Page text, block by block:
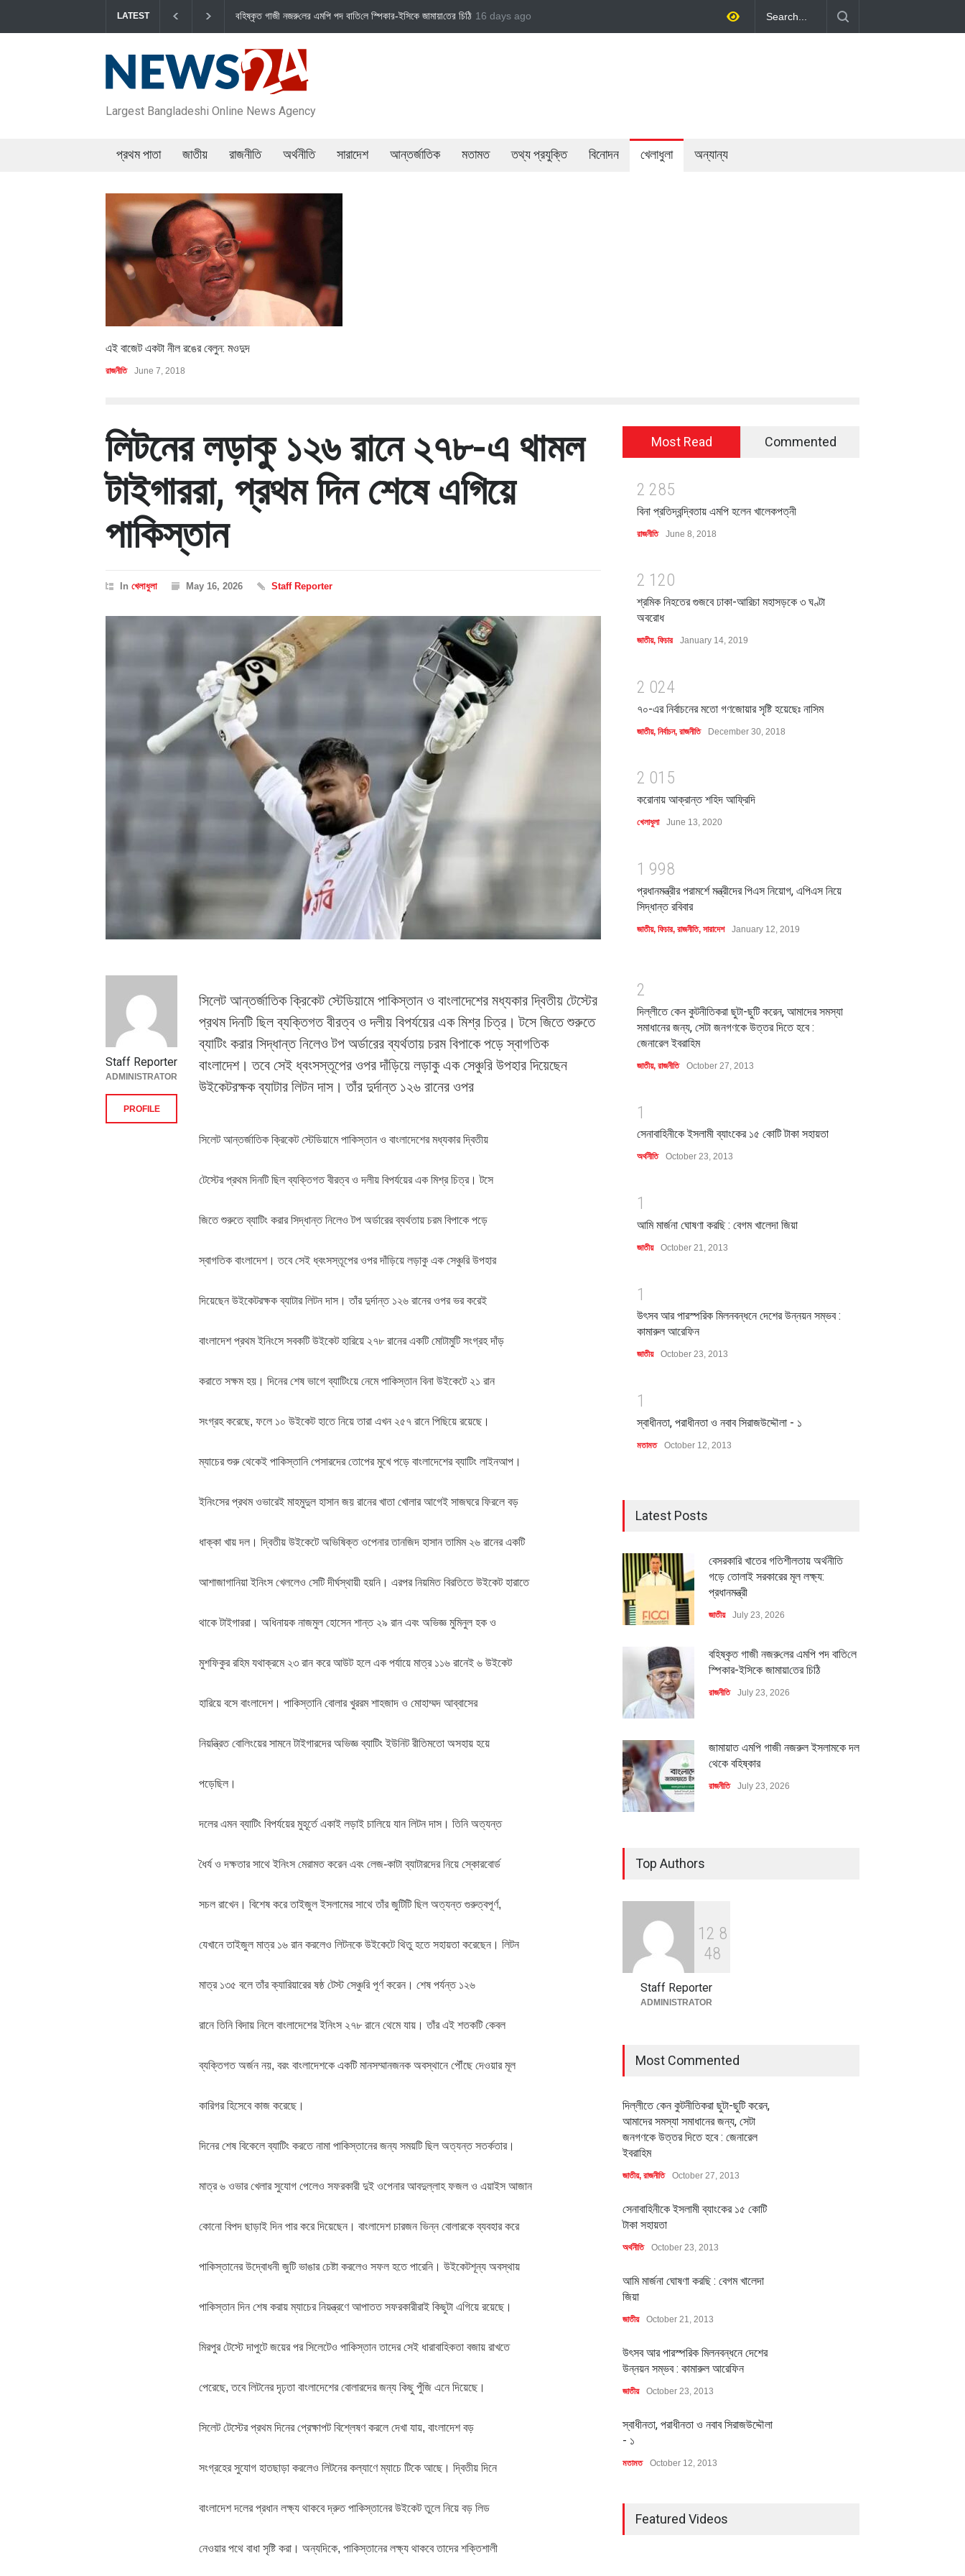
LATEST
বহিষ্কৃত গাজী নজরু‌লের এম‌পি পদ বা‌তি‌লে স্পিকার-ইসিকে জামায়া‌তের চি‌ঠি জামায়াত এমপি গাজী নজরুল ইসলামকে দল থেকে বহিষ্কার বেসরকারি খাতের গতিশীলতায় অর্থনীতি গড়ে তোলাই সরকারের মূল লক্ষ্য: প্রধানমন্ত্রী
16 days ago
Largest Bangladeshi Online News Agency
প্রথম পাতা জাতীয় রাজনীতি অর্থনীতি সারাদেশ আন্তর্জাতিক মতামত তথ্য প্রযুক্তি বিনোদন খেলাধুলা অন্যান্য
এই বাজেট একটা নীল রঙের বেলুন: মওদুদ
রাজনীতি June 7, 2018
লিটনের লড়াকু ১২৬ রানে ২৭৮-এ থামল
টাইগাররা, প্রথম দিন শেষে এগিয়ে
পাকিস্তান
In খেলাধুলা May 16, 2026 Staff Reporter
সিলেট আন্তর্জাতিক ক্রিকেট স্টেডিয়ামে পাকিস্তান ও বাংলাদেশের মধ্যকার দ্বিতীয় টেস্টের
প্রথম দিনটি ছিল ব্যক্তিগত বীরত্ব ও দলীয় বিপর্যয়ের এক মিশ্র চিত্র। টসে জিতে শুরুতে
ব্যাটিং করার সিদ্ধান্ত নিলেও টপ অর্ডারের ব্যর্থতায় চরম বিপাকে পড়ে স্বাগতিক
বাংলাদেশ। তবে সেই ধ্বংসস্তূপের ওপর দাঁড়িয়ে লড়াকু এক সেঞ্চুরি উপহার দিয়েছেন
উইকেটরক্ষক ব্যাটার লিটন দাস। তাঁর দুর্দান্ত ১২৬ রানের ওপর
সিলেট আন্তর্জাতিক ক্রিকেট স্টেডিয়ামে পাকিস্তান ও বাংলাদেশের মধ্যকার দ্বিতীয়
টেস্টের প্রথম দিনটি ছিল ব্যক্তিগত বীরত্ব ও দলীয় বিপর্যয়ের এক মিশ্র চিত্র। টসে
জিতে শুরুতে ব্যাটিং করার সিদ্ধান্ত নিলেও টপ অর্ডারের ব্যর্থতায় চরম বিপাকে পড়ে
স্বাগতিক বাংলাদেশ। তবে সেই ধ্বংসস্তূপের ওপর দাঁড়িয়ে লড়াকু এক সেঞ্চুরি উপহার
দিয়েছেন উইকেটরক্ষক ব্যাটার লিটন দাস। তাঁর দুর্দান্ত ১২৬ রানের ওপর ভর করেই
বাংলাদেশ প্রথম ইনিংসে সবকটি উইকেট হারিয়ে ২৭৮ রানের একটি মোটামুটি সংগ্রহ দাঁড়
করাতে সক্ষম হয়। দিনের শেষ ভাগে ব্যাটিংয়ে নেমে পাকিস্তান বিনা উইকেটে ২১ রান
সংগ্রহ করেছে, ফলে ১০ উইকেট হাতে নিয়ে তারা এখন ২৫৭ রানে পিছিয়ে রয়েছে।
ম্যাচের শুরু থেকেই পাকিস্তানি পেসারদের তোপের মুখে পড়ে বাংলাদেশের ব্যাটিং লাইনআপ।
ইনিংসের প্রথম ওভারেই মাহমুদুল হাসান জয় রানের খাতা খোলার আগেই সাজঘরে ফিরলে বড়
ধাক্কা খায় দল। দ্বিতীয় উইকেটে অভিষিক্ত ওপেনার তানজিদ হাসান তামিম ২৬ রানের একটি
আশাজাগানিয়া ইনিংস খেললেও সেটি দীর্ঘস্থায়ী হয়নি। এরপর নিয়মিত বিরতিতে উইকেট হারাতে
থাকে টাইগাররা। অধিনায়ক নাজমুল হোসেন শান্ত ২৯ রান এবং অভিজ্ঞ মুমিনুল হক ও
মুশফিকুর রহিম যথাক্রমে ২৩ রান করে আউট হলে এক পর্যায়ে মাত্র ১১৬ রানেই ৬ উইকেট
হারিয়ে বসে বাংলাদেশ। পাকিস্তানি বোলার খুররম শাহজাদ ও মোহাম্মদ আব্বাসের
নিয়ন্ত্রিত বোলিংয়ের সামনে টাইগারদের অভিজ্ঞ ব্যাটিং ইউনিট রীতিমতো অসহায় হয়ে
পড়েছিল।
দলের এমন ব্যাটিং বিপর্যয়ের মুহূর্তে একাই লড়াই চালিয়ে যান লিটন দাস। তিনি অত্যন্ত
ধৈর্য ও দক্ষতার সাথে ইনিংস মেরামত করেন এবং লেজ-কাটা ব্যাটারদের নিয়ে স্কোরবোর্ড
সচল রাখেন। বিশেষ করে তাইজুল ইসলামের সাথে তাঁর জুটিটি ছিল অত্যন্ত গুরুত্বপূর্ণ,
যেখানে তাইজুল মাত্র ১৬ রান করলেও লিটনকে উইকেটে থিতু হতে সহায়তা করেছেন। লিটন
মাত্র ১৩৫ বলে তাঁর ক্যারিয়ারের ষষ্ঠ টেস্ট সেঞ্চুরি পূর্ণ করেন। শেষ পর্যন্ত ১২৬
রানে তিনি বিদায় নিলে বাংলাদেশের ইনিংস ২৭৮ রানে থেমে যায়। তাঁর এই শতকটি কেবল
ব্যক্তিগত অর্জন নয়, বরং বাংলাদেশকে একটি মানসম্মানজনক অবস্থানে পৌঁছে দেওয়ার মূল
কারিগর হিসেবে কাজ করেছে।
দিনের শেষ বিকেলে ব্যাটিং করতে নামা পাকিস্তানের জন্য সময়টি ছিল অত্যন্ত সতর্কতার।
মাত্র ৬ ওভার খেলার সুযোগ পেলেও সফরকারী দুই ওপেনার আবদুল্লাহ ফজল ও এয়াইস আজান
কোনো বিপদ ছাড়াই দিন পার করে দিয়েছেন। বাংলাদেশ চারজন ভিন্ন বোলারকে ব্যবহার করে
পাকিস্তানের উদ্বোধনী জুটি ভাঙার চেষ্টা করলেও সফল হতে পারেনি। উইকেটশূন্য অবস্থায়
পাকিস্তান দিন শেষ করায় ম্যাচের নিয়ন্ত্রণে আপাতত সফরকারীরাই কিছুটা এগিয়ে রয়েছে।
মিরপুর টেস্টে দাপুটে জয়ের পর সিলেটেও পাকিস্তান তাদের সেই ধারাবাহিকতা বজায় রাখতে
পেরেছে, তবে লিটনের দৃঢ়তা বাংলাদেশের বোলারদের জন্য কিছু পুঁজি এনে দিয়েছে।
সিলেট টেস্টের প্রথম দিনের প্রেক্ষাপট বিশ্লেষণ করলে দেখা যায়, বাংলাদেশ বড়
সংগ্রহের সুযোগ হাতছাড়া করলেও লিটনের কল্যাণে ম্যাচে টিকে আছে। দ্বিতীয় দিনে
বাংলাদেশ দলের প্রধান লক্ষ্য থাকবে দ্রুত পাকিস্তানের উইকেট তুলে নিয়ে বড় লিড
নেওয়ার পথে বাধা সৃষ্টি করা। অন্যদিকে, পাকিস্তানের লক্ষ্য থাকবে তাদের শক্তিশালী
Staff Reporter
ADMINISTRATOR
PROFILE
Most Read Commented
2 285
বিনা প্রতিদ্বন্দ্বিতায় এমপি হলেন খালেকপত্নী
রাজনীতি June 8, 2018
2 1 20
শ্রমিক নিহতের গুজবে ঢাকা-আরিচা মহাসড়কে ৩ ঘণ্টা
অবরোধ
জাতীয়, ফিচার January 14, 2019
2 024
৭০-এর নির্বাচনের মতো গণজোয়ার সৃষ্টি হয়েছেঃ নাসিম
জাতীয়, নির্বাচন, রাজনীতি December 30, 2018
2 01 5
করোনায় আক্রান্ত শহিদ আফ্রিদি
খেলাধুলা June 13, 2020
1 998
প্রধানমন্ত্রীর পরামর্শে মন্ত্রীদের পিএস নিয়োগ, এপিএস নিয়ে
সিদ্ধান্ত রবিবার
জাতীয়, ফিচার, রাজনীতি, সারাদেশ January 12, 2019
2
দিল্লীতে কেন কুটনীতিকরা ছুটা-ছুটি করেন, আমাদের সমস্যা
সমাধানের জন্য, সেটা জনগণকে উত্তর দিতে হবে :
জেনারেল ইবরাহিম
জাতীয়, রাজনীতি October 27, 2013
1
সেনাবাহিনীকে ইসলামী ব্যাংকের ১৫ কোটি টাকা সহায়তা
অর্থনীতি October 23, 2013
1
আমি মার্জনা ঘোষণা করছি : বেগম খালেদা জিয়া
জাতীয় October 21, 2013
1
উৎসব আর পারস্পরিক মিলনবন্ধনে দেশের উন্নয়ন সম্ভব :
কামারুল আরেফিন
জাতীয় October 23, 2013
1
স্বাধীনতা, পরাধীনতা ও নবাব সিরাজউদ্দৌলা - ১
মতামত October 12, 2013
Latest Posts
বেসরকারি খাতের গতিশীলতায় অর্থনীতি
গড়ে তোলাই সরকারের মূল লক্ষ্য:
প্রধানমন্ত্রী
জাতীয় July 23, 2026
বহিষ্কৃত গাজী নজরু‌লের এম‌পি পদ বা‌তি‌লে
স্পিকার-ইসিকে জামায়া‌তের চি‌ঠি
রাজনীতি July 23, 2026
জামায়াত এমপি গাজী নজরুল ইসলামকে দল
থেকে বহিষ্কার
রাজনীতি July 23, 2026
বৈশ্বিক প্রতিযোগিতা সক্ষমতা বাড়াতে
পোশাক শিল্পে নতুন উদ্যোগ
Top Authors
1 2 8
48
Staff Reporter
ADMINISTRATOR
Most Commented
দিল্লীতে কেন কুটনীতিকরা ছুটা-ছুটি করেন,
আমাদের সমস্যা সমাধানের জন্য, সেটা
জনগণকে উত্তর দিতে হবে : জেনারেল
ইবরাহিম
জাতীয়, রাজনীতি October 27, 2013
সেনাবাহিনীকে ইসলামী ব্যাংকের ১৫ কোটি
টাকা সহায়তা
অর্থনীতি October 23, 2013
আমি মার্জনা ঘোষণা করছি : বেগম খালেদা
জিয়া
জাতীয় October 21, 2013
উৎসব আর পারস্পরিক মিলনবন্ধনে দেশের
উন্নয়ন সম্ভব : কামারুল আরেফিন
জাতীয় October 23, 2013
স্বাধীনতা, পরাধীনতা ও নবাব সিরাজউদ্দৌলা
- ১
মতামত October 12, 2013
Featured Videos